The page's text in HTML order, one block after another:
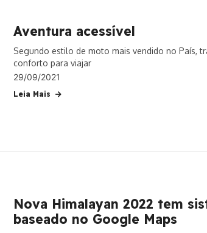
Aventura acessível
Segundo estilo de moto mais vendido no País,
conforto para viajar
29/09/2021
Leia Mais
Nova Himalayan 2022 tem
baseado no Google Maps